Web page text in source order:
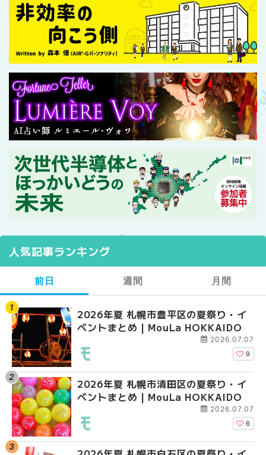
人気記事ランキング
前日
2026年夏 札幌市豊平区の夏祭り・イ
ベントまとめ | MouLa HOKKAIDO
2026.07.07
9
2026年夏 札幌市清田区の夏祭り・イ
ベントまとめ | MouLa HOKKAIDO
2026.07.07
6
週間
【2026年最新】札幌
ガーデン｜オープン日
大通公園から穴場テ
2026年夏 札幌市白石
ベントまとめ |
月間
【2026年最新】札幌
ガーデン｜オープン日
大通公園から穴場テ
2026年夏 札幌市北区
ントまとめ | MouLa